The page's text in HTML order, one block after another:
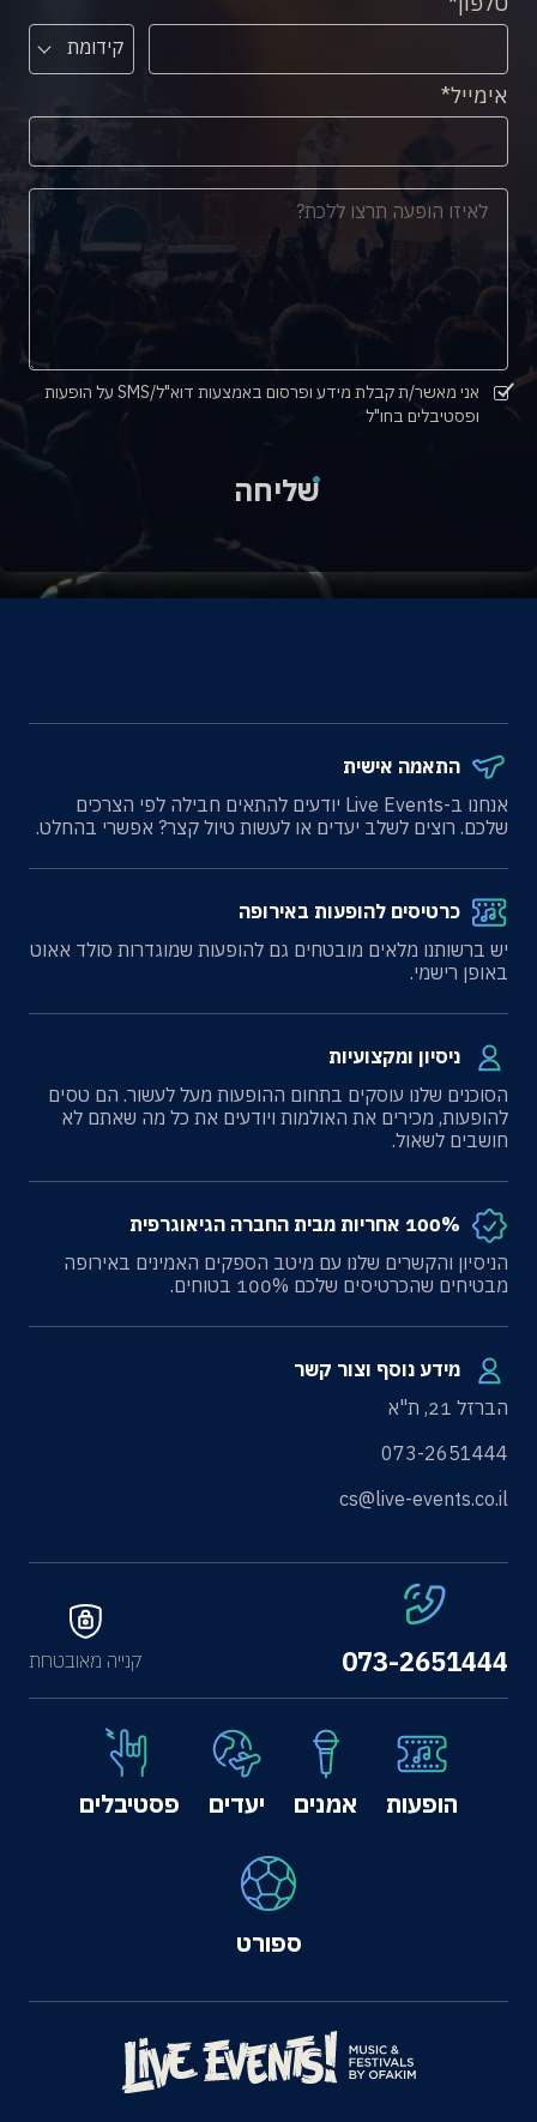
קידומת
אימייל
אני מאשר/ת קבלת מידע ופרסום באמצעות דוא"ל/SMS על הופעות
ופסטיבלים בחו"ל
שליחה
התאמה אישית
אנחנו ב-Live Events יודעים להתאים חבילה לפי הצרכים
שלכם. רוצים לשלב יעדים או לעשות טיול קצר? אפשרי בהחלט.
כרטיסים להופעות באירופה
יש ברשותנו מלאים מובטחים גם להופעות שמוגדרות סולד אאוט
באופן רישמי.
ניסיון ומקצועיות
הסוכנים שלנו עוסקים בתחום ההופעות מעל לעשור. הם טסים
להופעות, מכירים את האולמות ויודעים את כל מה שאתם לא
חושבים לשאול.
100% אחריות מבית החברה הגיאוגרפית
הניסיון והקשרים שלנו עם מיטב הספקים האמינים באירופה
מבטיחים שהכרטיסים שלכם 100% בטוחים.
מידע נוסף וצור קשר
הברזל 21, ת"א
073-2651444
cs@live-events.co.il
073-2651444
הופעות אמנים יעדים פסטיבלים
ספורט
קנייה מאובטחת